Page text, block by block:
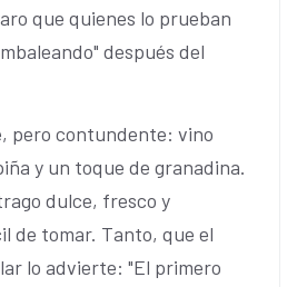
que quienes lo prueban
después del
pero contundente: vino
y un toque de granadina.
dulce, fresco y
de tomar. Tanto, que el
lo advierte: "El primero